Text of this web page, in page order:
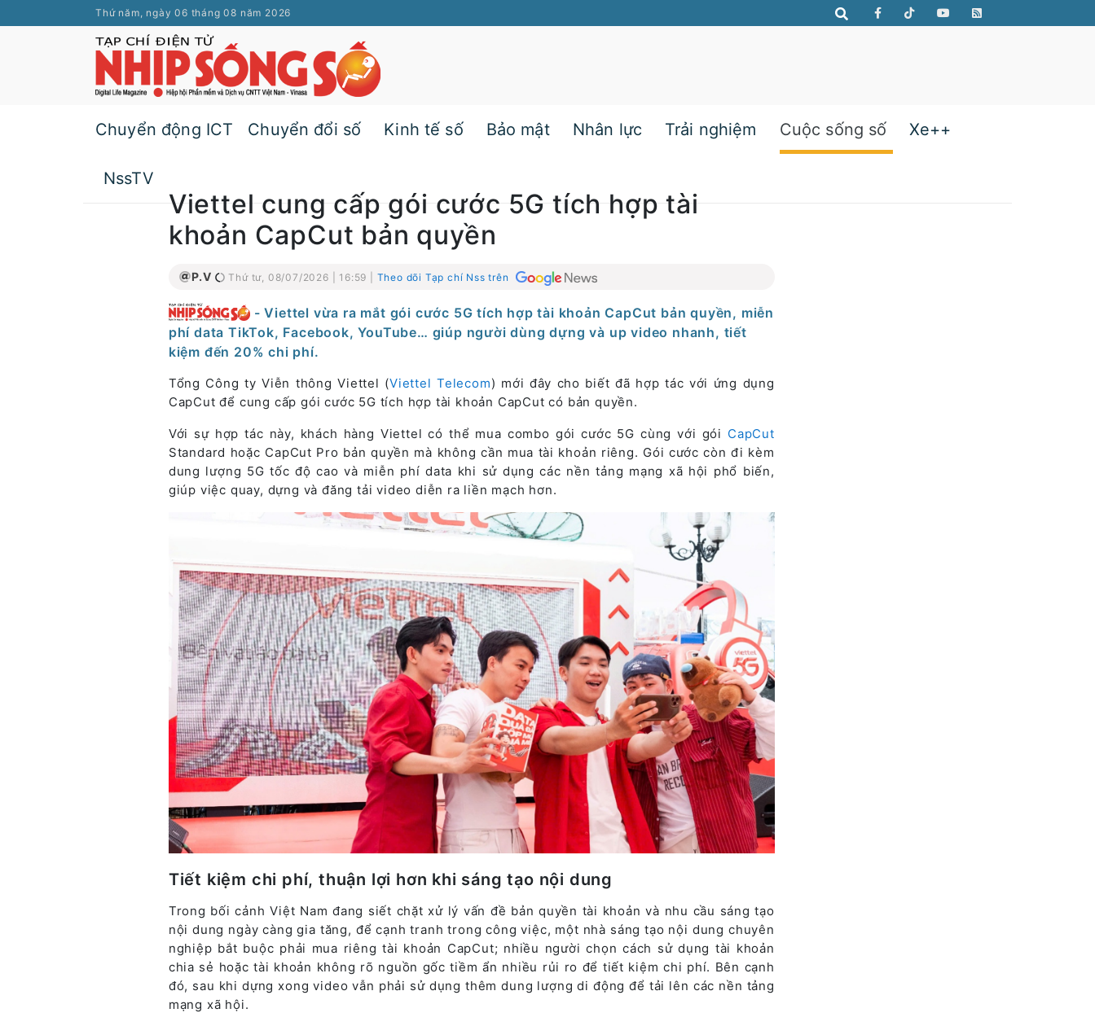
Thứ năm, ngày 06 tháng 08 năm 2026
Chuyển động ICT Chuyển đổi số Kinh tế số Bảo mật Nhân lực Trải nghiệm Cuộc sống số Xe++
NssTV
Viettel cung cấp gói cước 5G tích hợp tài
khoản CapCut bản quyền
P.V Thứ tư, 08/07/2026 | 16:59 | Theo dõi Tạp chí Nss trên
- Viettel vừa ra mắt gói cước 5G tích hợp tài khoản CapCut bản quyền, miễn
phí data TikTok, Facebook, YouTube… giúp người dùng dựng và up video nhanh, tiết
kiệm đến 20% chi phí.
Tổng Công ty Viễn thông Viettel (Viettel Telecom) mới đây cho biết đã hợp tác với ứng dụng
CapCut để cung cấp gói cước 5G tích hợp tài khoản CapCut có bản quyền.
Với sự hợp tác này, khách hàng Viettel có thể mua combo gói cước 5G cùng với gói CapCut
Standard hoặc CapCut Pro bản quyền mà không cần mua tài khoản riêng. Gói cước còn đi kèm
dung lượng 5G tốc độ cao và miễn phí data khi sử dụng các nền tảng mạng xã hội phổ biến,
giúp việc quay, dựng và đăng tải video diễn ra liền mạch hơn.
Tiết kiệm chi phí, thuận lợi hơn khi sáng tạo nội dung
Trong bối cảnh Việt Nam đang siết chặt xử lý vấn đề bản quyền tài khoản và nhu cầu sáng tạo
nội dung ngày càng gia tăng, để cạnh tranh trong công việc, một nhà sáng tạo nội dung chuyên
nghiệp bắt buộc phải mua riêng tài khoản CapCut; nhiều người chọn cách sử dụng tài khoản
chia sẻ hoặc tài khoản không rõ nguồn gốc tiềm ẩn nhiều rủi ro để tiết kiệm chi phí. Bên cạnh
đó, sau khi dựng xong video vẫn phải sử dụng thêm dung lượng di động để tải lên các nền tảng
mạng xã hội.